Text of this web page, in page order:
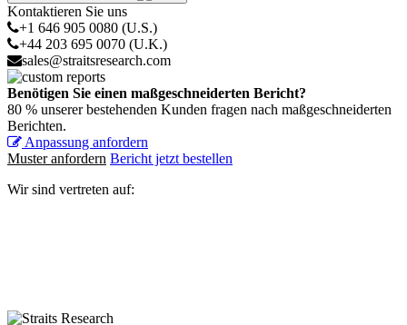
Kontaktieren Sie uns
+1 646 905 0080 (U.S.)
+44 203 695 0070 (U.K.)
sales@straitsresearch.com
Benötigen Sie einen maßgeschneiderten Bericht?
80 % unserer bestehenden Kunden fragen nach maßgeschneiderten
Berichten.
Anpassung anfordern
Muster anfordern Bericht jetzt bestellen
Wir sind vertreten auf: